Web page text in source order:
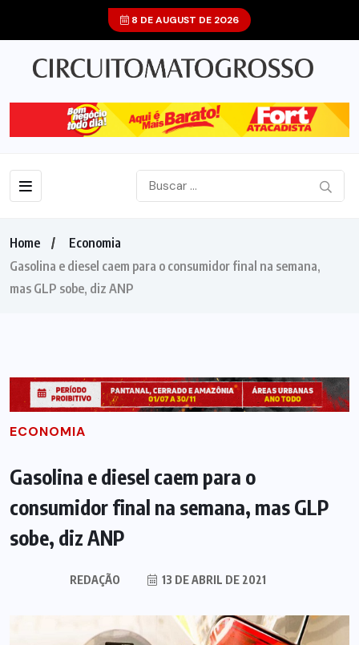
8 DE AUGUST DE 2026
Home
Economia
Gasolina e diesel caem para o consumidor final na semana,
mas GLP sobe, diz ANP
ECONOMIA
Gasolina e diesel caem para o
consumidor final na semana, mas GLP
sobe, diz ANP
REDAÇÃO 13 DE ABRIL DE 2021